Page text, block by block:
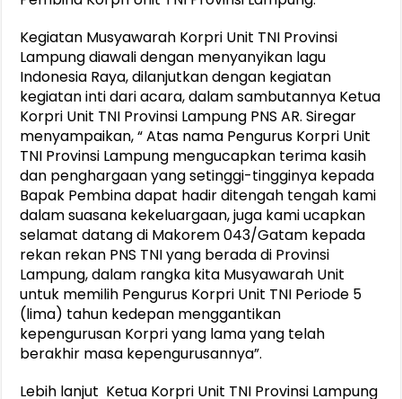
Kegiatan Musyawarah Korpri Unit TNI Provinsi
Lampung diawali dengan menyanyikan lagu
Indonesia Raya, dilanjutkan dengan kegiatan
kegiatan inti dari acara, dalam sambutannya Ketua
Korpri Unit TNI Provinsi Lampung PNS AR. Siregar
menyampaikan, “ Atas nama Pengurus Korpri Unit
TNI Provinsi Lampung mengucapkan terima kasih
dan penghargaan yang setinggi-tingginya kepada
Bapak Pembina dapat hadir ditengah tengah kami
dalam suasana kekeluargaan, juga kami ucapkan
selamat datang di Makorem 043/Gatam kepada
rekan rekan PNS TNI yang berada di Provinsi
Lampung, dalam rangka kita Musyawarah Unit
untuk memilih Pengurus Korpri Unit TNI Periode 5
(lima) tahun kedepan menggantikan
kepengurusan Korpri yang lama yang telah
berakhir masa kepengurusannya”.
Lebih lanjut Ketua Korpri Unit TNI Provinsi Lampung